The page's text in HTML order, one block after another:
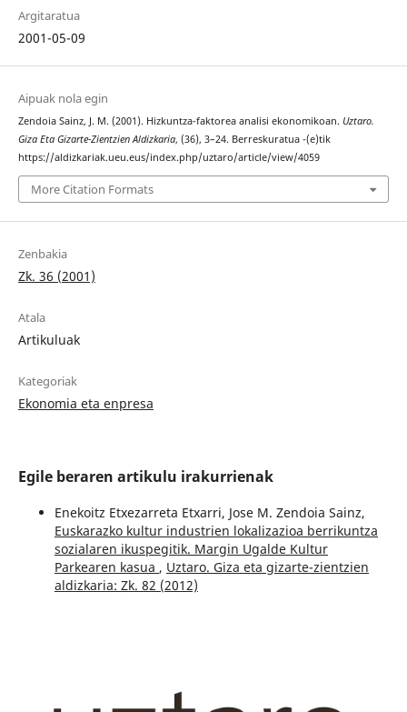
Argitaratua
2001-05-09
Aipuak nola egin
Zendoia Sainz, J. M. (2001). Hizkuntza-faktorea analisi ekonomikoan. Uztaro.
Giza Eta Gizarte-Zientzien Aldizkaria, (36), 3–24. Berreskuratua -(e)tik
https://aldizkariak.ueu.eus/index.php/uztaro/article/view/4059
More Citation Formats
Zenbakia
Zk. 36 (2001)
Atala
Artikuluak
Kategoriak
Ekonomia eta enpresa
Egile beraren artikulu irakurrienak
Enekoitz Etxezarreta Etxarri, Jose M. Zendoia Sainz,
Euskarazko kultur industrien lokalizazioa berrikuntza
sozialaren ikuspegitik. Margin Ugalde Kultur
Parkearen kasua , Uztaro. Giza eta gizarte-zientzien
aldizkaria: Zk. 82 (2012)